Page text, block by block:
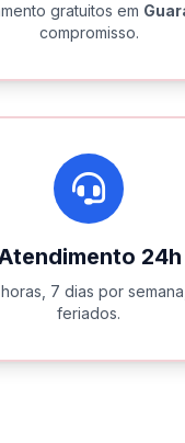
gratuitos em
compromisso.
24h
7 dias por
feriados.